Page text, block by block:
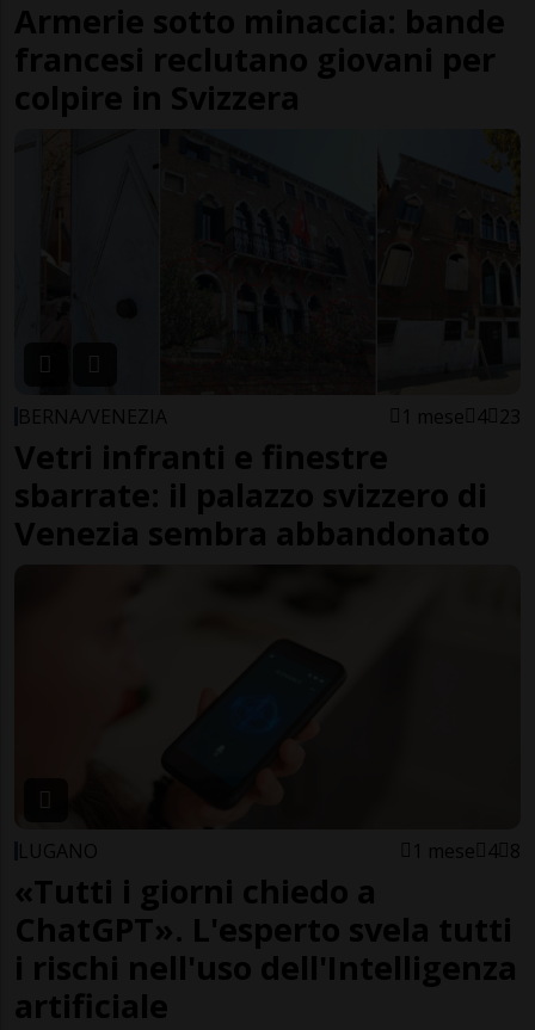
Armerie sotto minaccia: bande
francesi reclutano giovani per
colpire in Svizzera
BERNA/VENEZIA 1 mese 4 23
Vetri infranti e finestre
sbarrate: il palazzo svizzero di
Venezia sembra abbandonato
LUGANO 1 mese 4 8
«Tutti i giorni chiedo a
ChatGPT». L'esperto svela tutti
i rischi nell'uso dell'Intelligenza
artificiale